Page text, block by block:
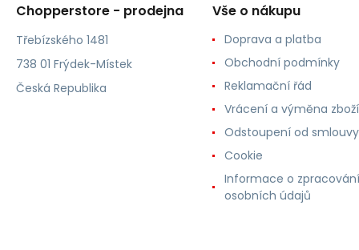
Chopperstore - prodejna
Třebízského 1481
738 01 Frýdek-Místek
Česká Republika
Vše o nákupu
Doprava a platba
Obchodní podmínky
Reklamační řád
Vrácení a výměna zboží
Odstoupení od smlouvy
Cookie
Informace o zpracování
osobních údajů